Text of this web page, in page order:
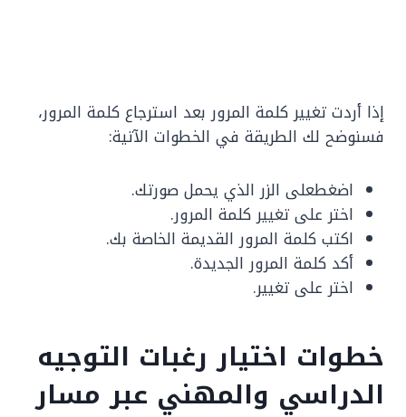
إذا أردت تغيير كلمة المرور بعد استرجاع كلمة المرور،
فسنوضح لك الطريقة في الخطوات الآتية:
اضغطعلى الزر الذي يحمل صورتك.
اختر على تغيير كلمة المرور.
اكتب كلمة المرور القديمة الخاصة بك.
أكد كلمة المرور الجديدة.
اختر على تغيير.
خطوات اختيار رغبات التوجيه
الدراسي والمهني عبر مسار